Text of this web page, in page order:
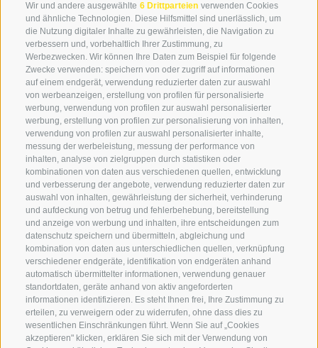
Wir und andere ausgewählte 6 Drittparteien verwenden Cookies
und ähnliche Technologien. Diese Hilfsmittel sind unerlässlich, um
die Nutzung digitaler Inhalte zu gewährleisten, die Navigation zu
verbessern und, vorbehaltlich Ihrer Zustimmung, zu
Werbezwecken. Wir können Ihre Daten zum Beispiel für folgende
Zwecke verwenden: speichern von oder zugriff auf informationen
auf einem endgerät, verwendung reduzierter daten zur auswahl
von werbeanzeigen, erstellung von profilen für personalisierte
werbung, verwendung von profilen zur auswahl personalisierter
werbung, erstellung von profilen zur personalisierung von inhalten,
verwendung von profilen zur auswahl personalisierter inhalte,
messung der werbeleistung, messung der performance von
inhalten, analyse von zielgruppen durch statistiken oder
kombinationen von daten aus verschiedenen quellen, entwicklung
und verbesserung der angebote, verwendung reduzierter daten zur
auswahl von inhalten, gewährleistung der sicherheit, verhinderung
und aufdeckung von betrug und fehlerbehebung, bereitstellung
und anzeige von werbung und inhalten, ihre entscheidungen zum
datenschutz speichern und übermitteln, abgleichung und
kombination von daten aus unterschiedlichen quellen, verknüpfung
verschiedener endgeräte, identifikation von endgeräten anhand
automatisch übermittelter informationen, verwendung genauer
standortdaten, geräte anhand von aktiv angeforderten
informationen identifizieren. Es steht Ihnen frei, Ihre Zustimmung zu
erteilen, zu verweigern oder zu widerrufen, ohne dass dies zu
wesentlichen Einschränkungen führt. Wenn Sie auf „Cookies
akzeptieren" klicken, erklären Sie sich mit der Verwendung von
+39 0474 976139
info@globoalpin.com
SERVICE
Kontakt
Wetter & Lawinen
FAQ & AGB
Schwierigkeitseinteilung
Reisetaschen & Dry Bag
Newsletter
Leihausrüstung
Login
Bezahlung
Partner
Pauschalreiserichtlinie
ON TOUR
Wir
Winterprogramm
Sommerprogramm